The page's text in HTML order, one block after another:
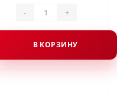
- +
В КОРЗИНУ